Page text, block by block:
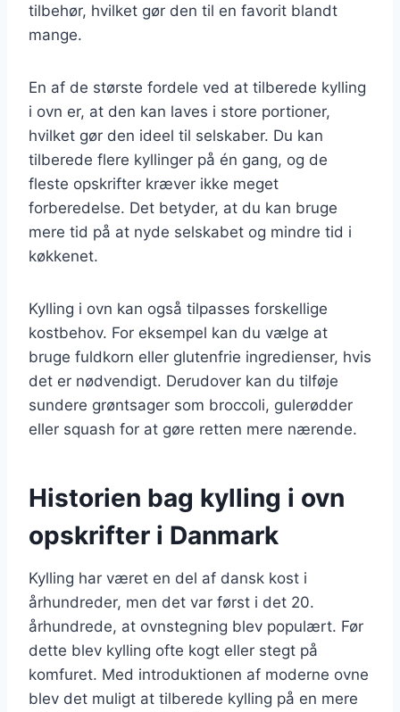
tilbehør, hvilket gør den til en favorit blandt
mange.
En af de største fordele ved at tilberede kylling
i ovn er, at den kan laves i store portioner,
hvilket gør den ideel til selskaber. Du kan
tilberede flere kyllinger på én gang, og de
fleste opskrifter kræver ikke meget
forberedelse. Det betyder, at du kan bruge
mere tid på at nyde selskabet og mindre tid i
køkkenet.
Kylling i ovn kan også tilpasses forskellige
kostbehov. For eksempel kan du vælge at
bruge fuldkorn eller glutenfrie ingredienser, hvis
det er nødvendigt. Derudover kan du tilføje
sundere grøntsager som broccoli, gulerødder
eller squash for at gøre retten mere nærende.
Historien bag kylling i ovn
opskrifter i Danmark
Kylling har været en del af dansk kost i
århundreder, men det var først i det 20.
århundrede, at ovnstegning blev populært. Før
dette blev kylling ofte kogt eller stegt på
komfuret. Med introduktionen af moderne ovne
blev det muligt at tilberede kylling på en mere